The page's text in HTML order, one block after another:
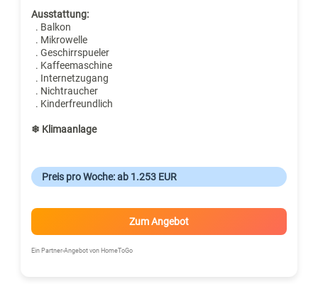
Ausstattung:
. Balkon
. Mikrowelle
. Geschirrspueler
. Kaffeemaschine
. Internetzugang
. Nichtraucher
. Kinderfreundlich
❄ Klimaanlage
Preis pro Woche: ab 1.253 EUR
Zum Angebot
Ein Partner-Angebot von HomeToGo